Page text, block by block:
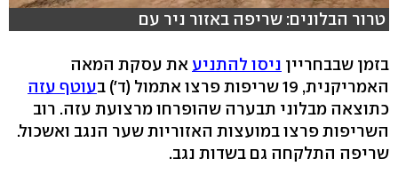
טרור הבלונים: שריפה באזור ניר עם
בזמן שבבחריין ניסו להתניע את עסקת המאה
האמריקנית, 19 שריפות פרצו אתמול (ד') ב
עוטף עזה
כתוצאה מבלוני תבערה שהופרחו מרצועת עזה. רוב
השריפות פרצו במועצות האזוריות שער הנגב ואשכול.
שריפה התלקחה גם בשדות נגב.